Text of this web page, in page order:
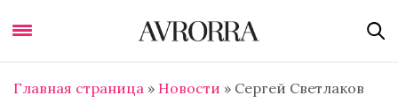
Главная страница » Новости » Сергей Светлаков